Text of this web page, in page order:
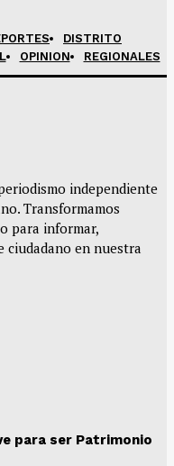
DISTRITO
OPINION REGIONALES
independiente
Transformamos
para informar,
en nuestra
para ser Patrimonio